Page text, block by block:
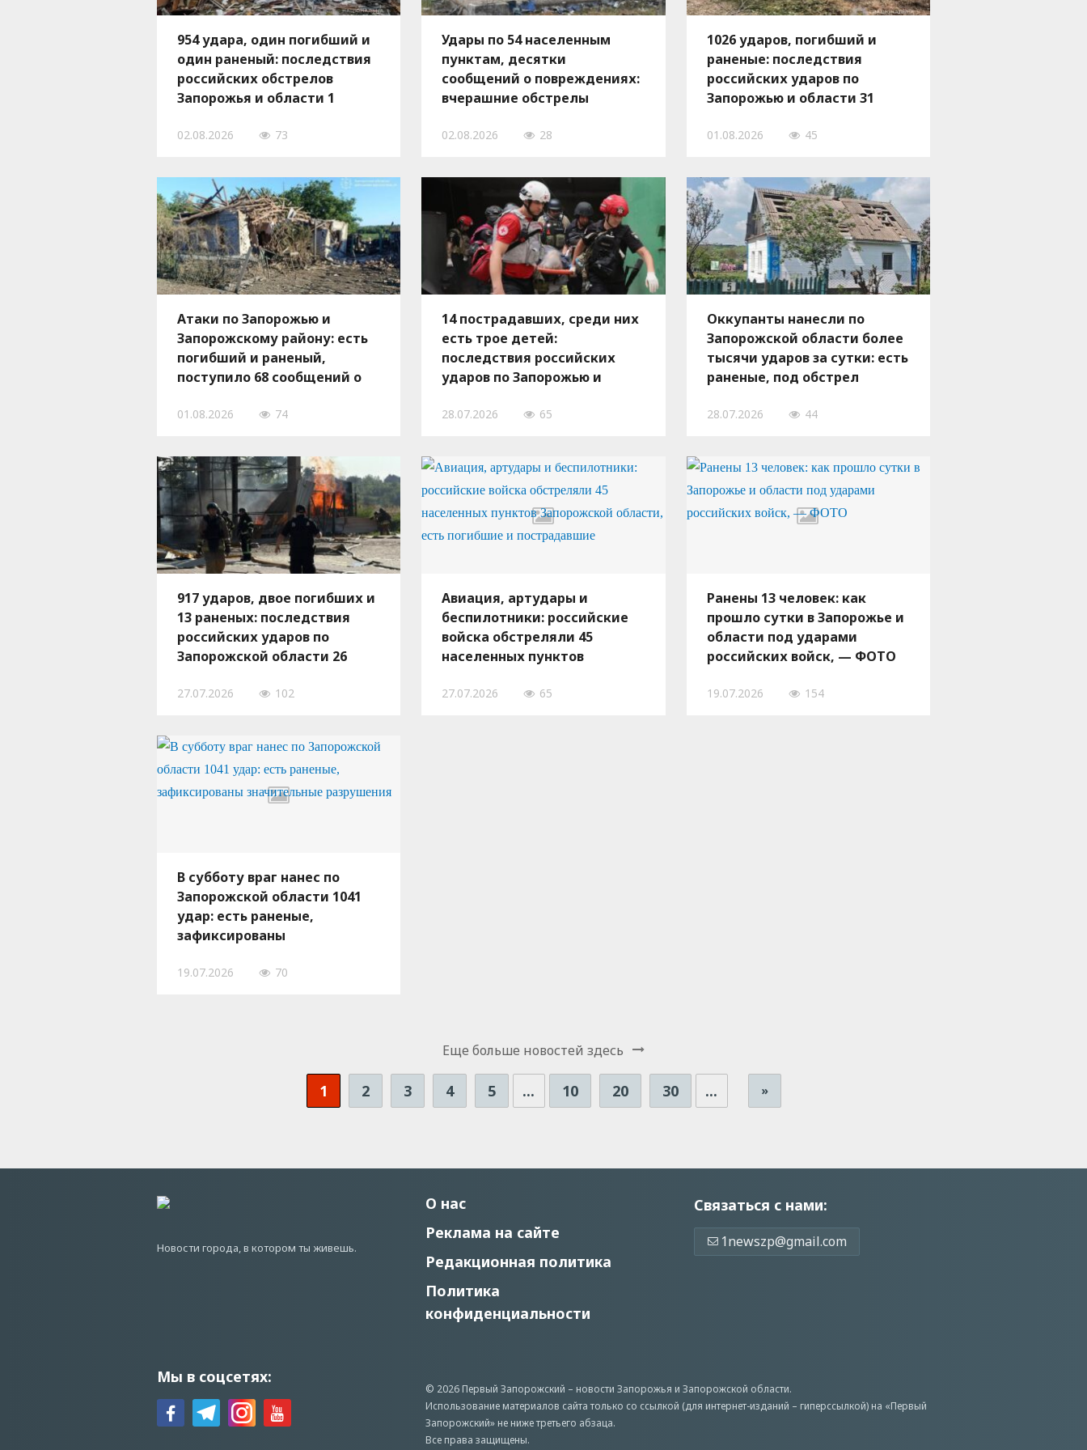
954 удара, один погибший и
один раненый: последствия
российских обстрелов
Запорожья и области 1
02.08.2026 73
Удары по 54 населенным
пунктам, десятки
сообщений о повреждениях:
вчерашние обстрелы
унесли жизнь мужчины, есть
02.08.2026 28
1026 ударов, погибший и
раненые: последствия
российских ударов по
Запорожью и области 31
01.08.2026 45
Атаки по Запорожью и
Запорожскому району: есть
погибший и раненый,
поступило 68 сообщений о
01.08.2026 74
14 пострадавших, среди них
есть трое детей:
последствия российских
ударов по Запорожью и
28.07.2026 65
Оккупанты нанесли по
Запорожской области более
тысячи ударов за сутки: есть
раненые, под обстрел
сел
28.07.2026 44
917 ударов, двое погибших и
13 раненых: последствия
российских ударов по
Запорожской области 26
27.07.2026 102
Авиация, артудары и
беспилотники: российские
войска обстреляли 45
населенных пунктов
погибшие и пострадавшие
27.07.2026 65
Ранены 13 человек: как
прошло сутки в Запорожье и
области под ударами
российских войск, — ФОТО
19.07.2026 154
В субботу враг нанес по
Запорожской области 1041
удар: есть раненые,
зафиксированы
19.07.2026 70
Еще больше новостей здесь
1 2 3 4 5 ... 10 20 30 ... »
Новости города, в котором ты живешь.
О нас
Реклама на сайте
Редакционная политика
Политика
конфиденциальности
Связаться с нами:
1newszp@gmail.com
Мы в соцсетях:
© 2026 Первый Запорожский – новости Запорожья и Запорожской области.
Использование материалов сайта только со ссылкой (для интернет-изданий – гиперссылкой) на «Первый
Запорожский» не ниже третьего абзаца.
Все права защищены.